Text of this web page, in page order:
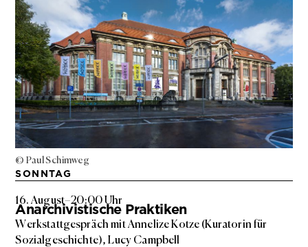
© Paul Schimweg
SONNTAG
16. August–20:00 Uhr
Anarchivistische Praktiken
Werkstattgespräch mit Annelize Kotze (Kuratorin für
Sozialgeschichte), Lucy Campbell